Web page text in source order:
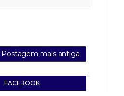
Postagem mais antiga
FACEBOOK